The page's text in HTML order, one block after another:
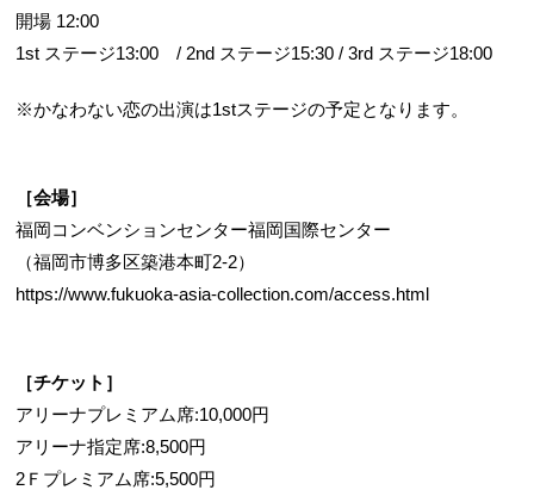
開場 12:00
1st ステージ13:00 / 2nd ステージ15:30 / 3rd ステージ18:00
※かなわない恋の出演は1stステージの予定となります。
［会場］
福岡コンベンションセンター福岡国際センター
（福岡市博多区築港本町2-2）
https://www.fukuoka-asia-collection.com/access.html
［チケット］
アリーナプレミアム席:10,000円
アリーナ指定席:8,500円
2Ｆプレミアム席:5,500円